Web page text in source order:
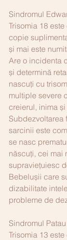
Sindromul
Trisomia 18
copie
și mai este
Are o incidenta
și determină
nascuți cu
multiple severe
creierul, inima
Subdezvoltarea
sarcinii este
se nasc
născuți, cei mai
supraviețuiesc
Bebelușii care
dizabilitate
probleme de
Sindromul
Trisomia 13